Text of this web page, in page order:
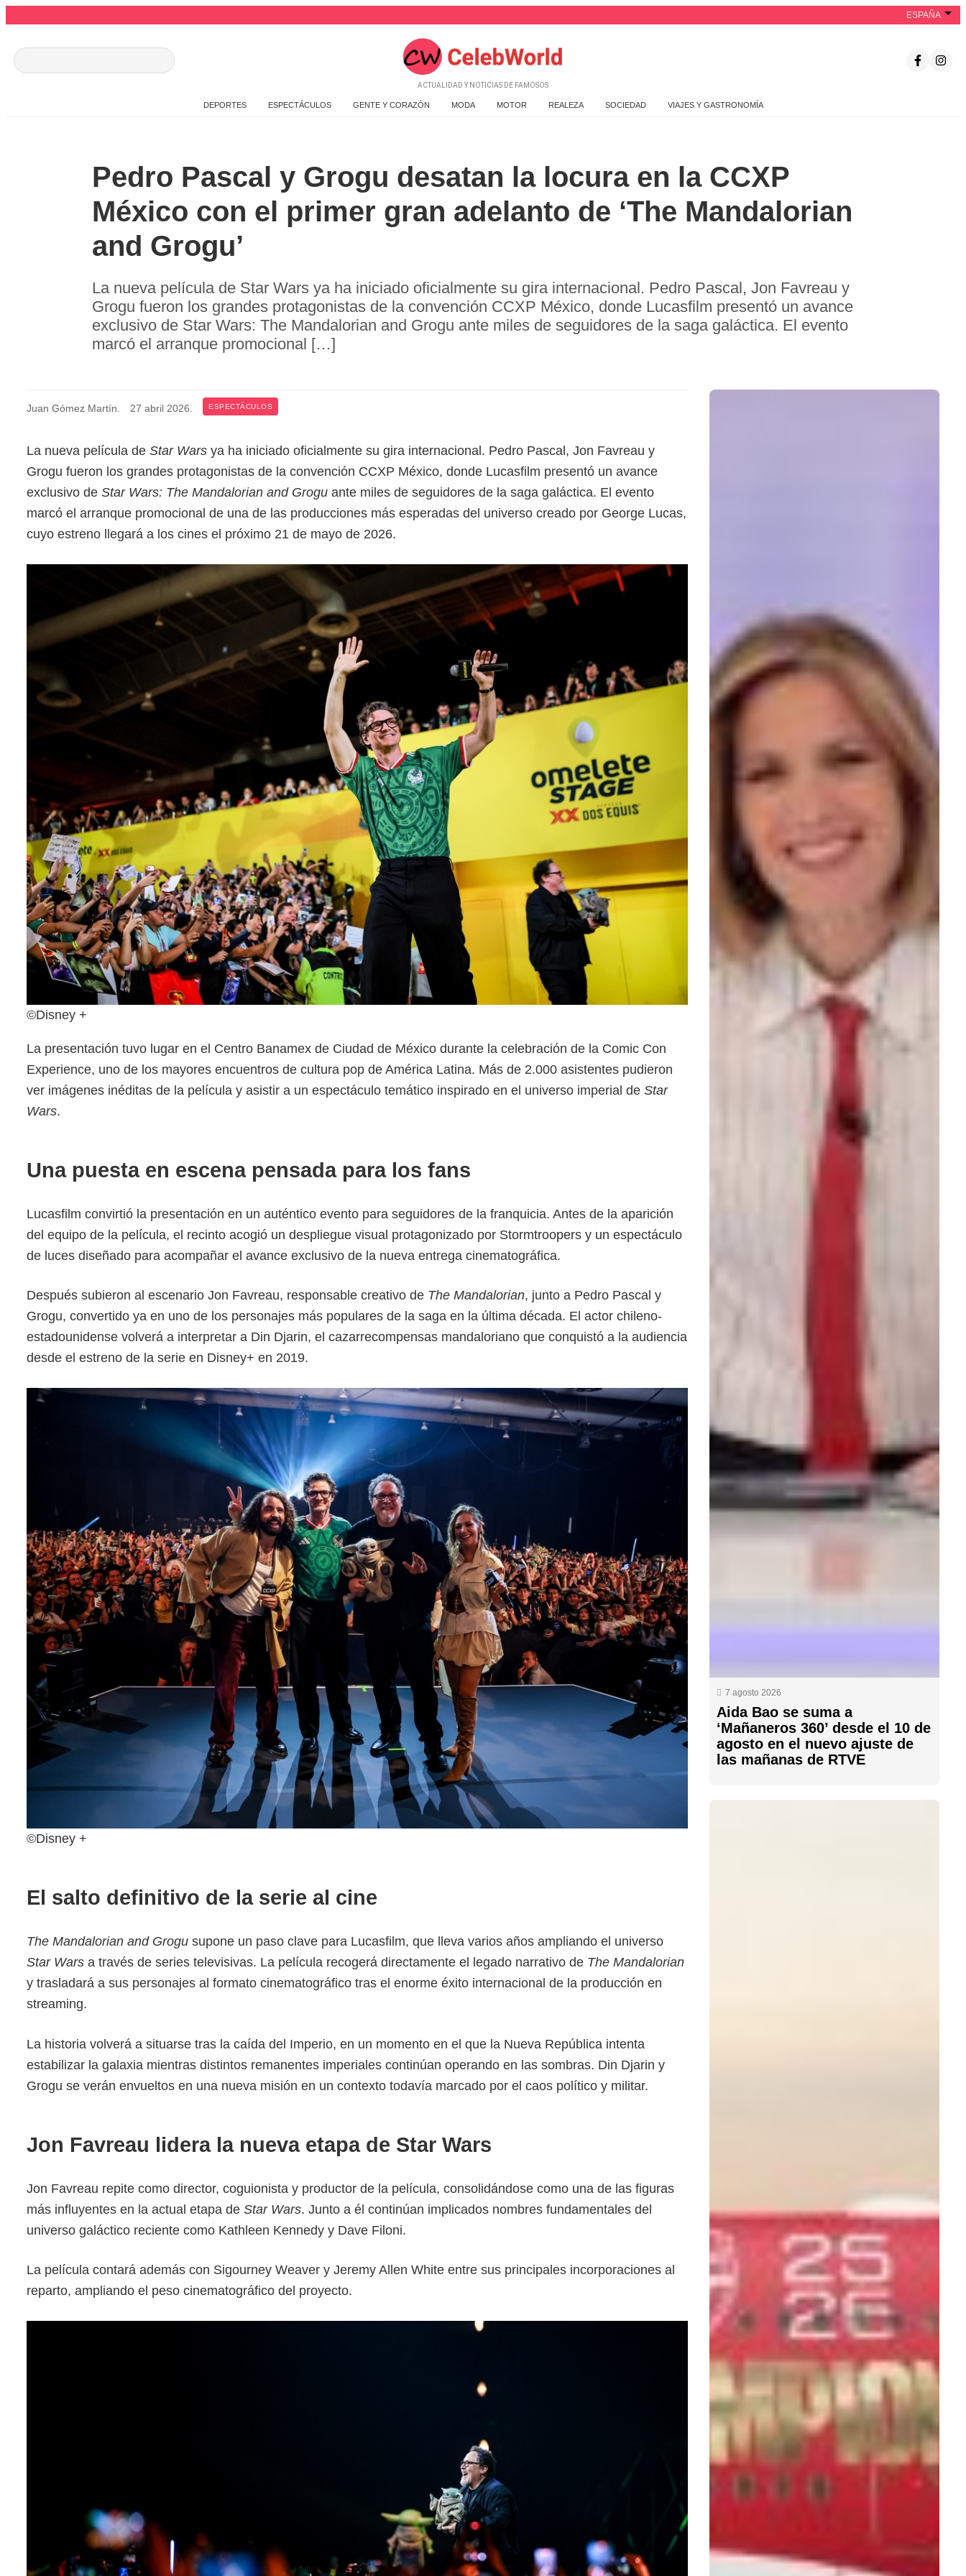
ESPAÑA
ACTUALIDAD Y NOTICIAS DE FAMOSOS
DEPORTES ESPECTÁCULOS GENTE Y CORAZÓN MODA MOTOR REALEZA SOCIEDAD VIAJES Y GASTRONOMÍA
Pedro Pascal y Grogu desatan la locura en la CCXP
México con el primer gran adelanto de ‘The Mandalorian
and Grogu’
La nueva película de Star Wars ya ha iniciado oficialmente su gira internacional. Pedro Pascal, Jon Favreau y
Grogu fueron los grandes protagonistas de la convención CCXP México, donde Lucasfilm presentó un avance
exclusivo de Star Wars: The Mandalorian and Grogu ante miles de seguidores de la saga galáctica. El evento
marcó el arranque promocional […]
Juan Gómez Martín. 27 abril 2026. ESPECTÁCULOS
La nueva película de Star Wars ya ha iniciado oficialmente su gira internacional. Pedro Pascal, Jon Favreau y
Grogu fueron los grandes protagonistas de la convención CCXP México, donde Lucasfilm presentó un avance
exclusivo de Star Wars: The Mandalorian and Grogu ante miles de seguidores de la saga galáctica. El evento
marcó el arranque promocional de una de las producciones más esperadas del universo creado por George Lucas,
cuyo estreno llegará a los cines el próximo 21 de mayo de 2026.
©Disney +
La presentación tuvo lugar en el Centro Banamex de Ciudad de México durante la celebración de la Comic Con
Experience, uno de los mayores encuentros de cultura pop de América Latina. Más de 2.000 asistentes pudieron
ver imágenes inéditas de la película y asistir a un espectáculo temático inspirado en el universo imperial de Star
Wars.
Una puesta en escena pensada para los fans
Lucasfilm convirtió la presentación en un auténtico evento para seguidores de la franquicia. Antes de la aparición
del equipo de la película, el recinto acogió un despliegue visual protagonizado por Stormtroopers y un espectáculo
de luces diseñado para acompañar el avance exclusivo de la nueva entrega cinematográfica.
Después subieron al escenario Jon Favreau, responsable creativo de The Mandalorian, junto a Pedro Pascal y
Grogu, convertido ya en uno de los personajes más populares de la saga en la última década. El actor chileno-
estadounidense volverá a interpretar a Din Djarin, el cazarrecompensas mandaloriano que conquistó a la audiencia
desde el estreno de la serie en Disney+ en 2019.
©Disney +
El salto definitivo de la serie al cine
The Mandalorian and Grogu supone un paso clave para Lucasfilm, que lleva varios años ampliando el universo
Star Wars a través de series televisivas. La película recogerá directamente el legado narrativo de The Mandalorian
y trasladará a sus personajes al formato cinematográfico tras el enorme éxito internacional de la producción en
streaming.
La historia volverá a situarse tras la caída del Imperio, en un momento en el que la Nueva República intenta
estabilizar la galaxia mientras distintos remanentes imperiales continúan operando en las sombras. Din Djarin y
Grogu se verán envueltos en una nueva misión en un contexto todavía marcado por el caos político y militar.
Jon Favreau lidera la nueva etapa de Star Wars
Jon Favreau repite como director, coguionista y productor de la película, consolidándose como una de las figuras
más influyentes en la actual etapa de Star Wars. Junto a él continúan implicados nombres fundamentales del
universo galáctico reciente como Kathleen Kennedy y Dave Filoni.
La película contará además con Sigourney Weaver y Jeremy Allen White entre sus principales incorporaciones al
reparto, ampliando el peso cinematográfico del proyecto.
7 agosto 2026
Aida Bao se suma a
‘Mañaneros 360’ desde el 10 de
agosto en el nuevo ajuste de
las mañanas de RTVE